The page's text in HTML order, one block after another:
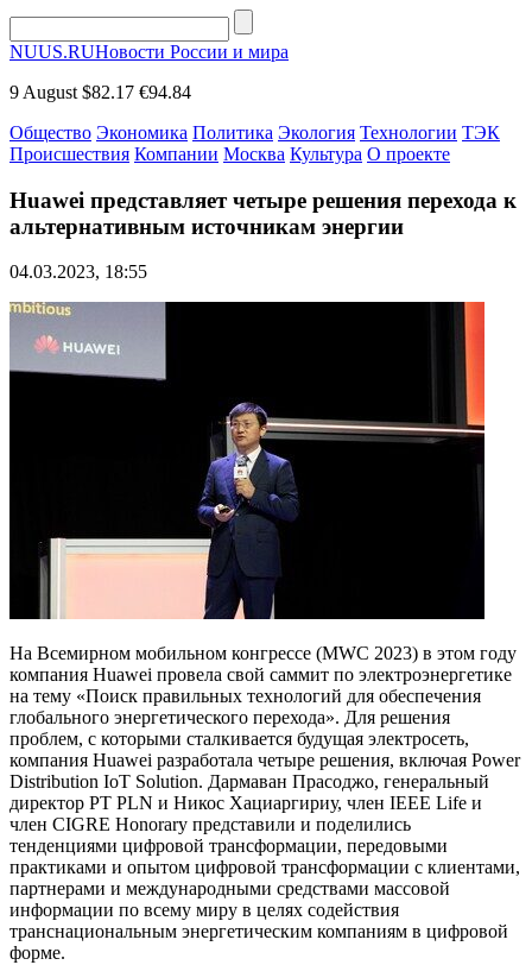
NUUS.RUНовости России и мира
9 August $82.17 €94.84
Общество Экономика Политика Экология Технологии ТЭК
Происшествия Компании Москва Культура О проекте
Huawei представляет четыре решения перехода к
альтернативным источникам энергии
04.03.2023, 18:55
На Всемирном мобильном конгрессе (MWC 2023) в этом году
компания Huawei провела свой саммит по электроэнергетике
на тему «Поиск правильных технологий для обеспечения
глобального энергетического перехода». Для решения
проблем, с которыми сталкивается будущая электросеть,
компания Huawei разработала четыре решения, включая Power
Distribution IoT Solution. Дармаван Прасоджо, генеральный
директор PT PLN и Никос Хациаргириу, член IEEE Life и
член CIGRE Honorary представили и поделились
тенденциями цифровой трансформации, передовыми
практиками и опытом цифровой трансформации с клиентами,
партнерами и международными средствами массовой
информации по всему миру в целях содействия
транснациональным энергетическим компаниям в цифровой
форме.